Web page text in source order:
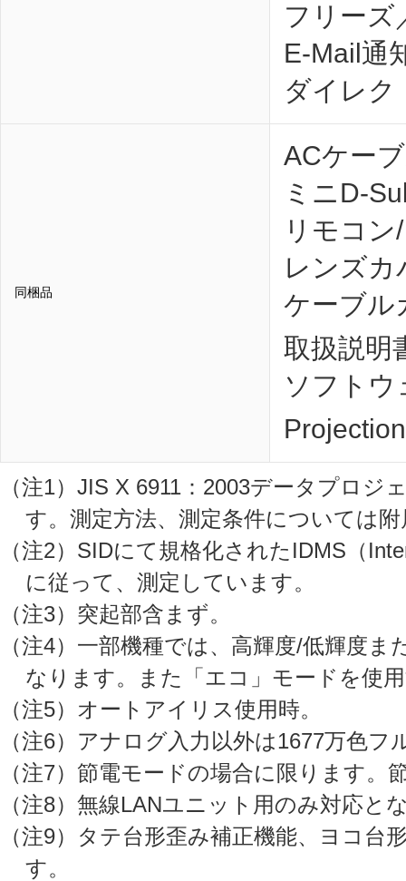
フリーズ
E-Mail通
ダイレク
同梱品
ACケー
ミニD-
リモコ
レンズカ
ケーブル
取扱説明
ソフトウ
Projection
（注1）JIS X 6911：2003データプロ
す。測定方法、測定条件については
（注2）SIDにて規格化されたIDMS（
に従って、測定しています。
（注3）突起部含まず。
（注4）一部機種では、高輝度/低輝度
なります。また「エコ」モードを使
（注5）オートアイリス使用時。
（注6）アナログ入力以外は1677万色フ
（注7）節電モードの場合に限ります
（注8）無線LANユニット用のみ対応と
（注9）タテ台形歪み補正機能、ヨコ
す。